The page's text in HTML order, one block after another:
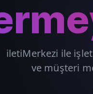
iletiMerkezi ile
ve müşteri